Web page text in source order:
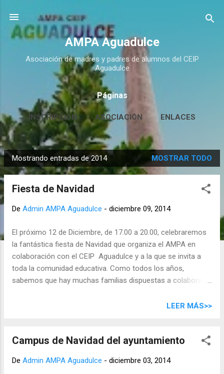
Ir al contenido principal
AMPA Aguadulce
Asociación de madres y padres de alumnos del CEIP
Aguadulce
Páginas
INSCRIPCIÓN ASOCIACIÓN ENLACES
CONTACTO MÁS… HUERTO ESCOLAR
E
n
Mostrando entradas de 2014 MOSTRAR TODO
Fiesta de Navidad
De Admin AMPA Aguadulce - diciembre 09, 2014
El próximo 12 de Diciembre, de 17.00 a 20.00, celebraremos
la fantástica fiesta de Navidad que organiza el AMPA en
colaboración con el CEIP Aguadulce y a la que se invita a
toda la comunidad educativa. Como todos los años,
sabemos que hay muchas familias dispuestas a colaborar, y
(trayéndolo el mismo viernes 12): Infantil: Sándwiches y/o
polvorones 4º Primaria: Papas fritas y/o sandwiches de
Refrescos fríos, platos y vasos TALLERES: Hama, Pinta-
LEER MÁS>>
Campus de Navidad del ayuntamiento
De Admin AMPA Aguadulce - diciembre 03, 2014